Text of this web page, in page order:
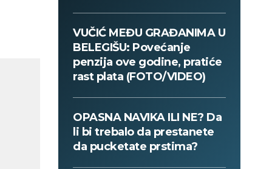
VUČIĆ MEĐU GRAĐANIMA U
BELEGIŠU: Povećanje
penzija ove godine, pratiće
rast plata (FOTO/VIDEO)
OPASNA NAVIKA ILI NE? Da
li bi trebalo da prestanete
da pucketate prstima?